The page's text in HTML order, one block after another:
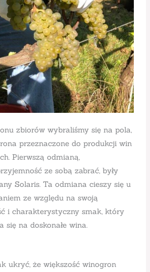
zbiorów wybraliśmy się na pola,
przeznaczone do produkcji win
Pierwszą odmianą,
ze sobą zabrać, były
Solaris. Ta odmiana cieszy się u
ze względu na swoją
i charakterystyczny smak, który
się na doskonałe wina.
ukryć, że większość winogron